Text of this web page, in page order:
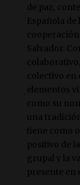
de paz,
Española
Salvador.
colectivo en
elementos
como su
una
tiene como
positivo de
grupal y la
presente en